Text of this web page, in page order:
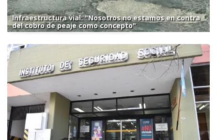
Infraestructura vial: "Nosotros no estamos en contra
del cobro de peaje como concepto"